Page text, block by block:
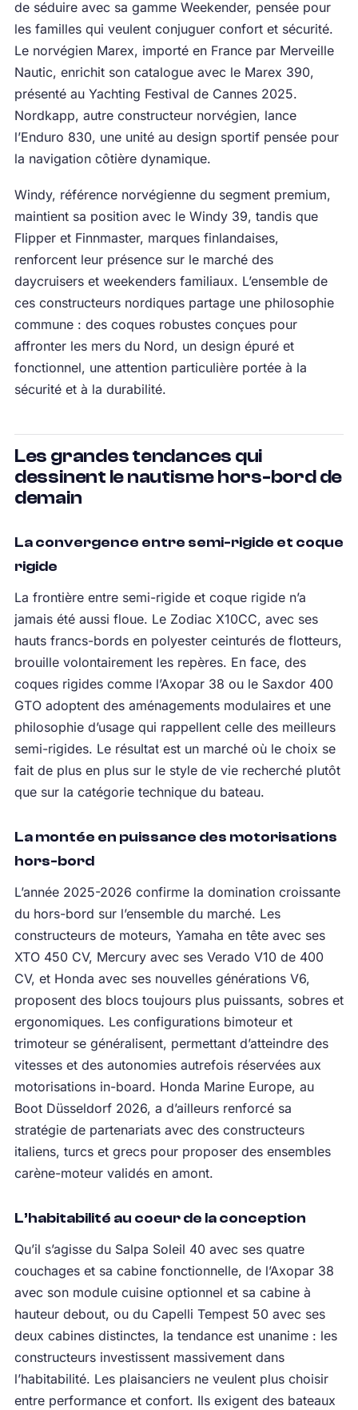
de séduire avec sa gamme Weekender, pensée pour
les familles qui veulent conjuguer confort et sécurité.
Le norvégien Marex, importé en France par Merveille
Nautic, enrichit son catalogue avec le Marex 390,
présenté au Yachting Festival de Cannes 2025.
Nordkapp, autre constructeur norvégien, lance
l’Enduro 830, une unité au design sportif pensée pour
la navigation côtière dynamique.
Windy, référence norvégienne du segment premium,
maintient sa position avec le Windy 39, tandis que
Flipper et Finnmaster, marques finlandaises,
renforcent leur présence sur le marché des
daycruisers et weekenders familiaux. L’ensemble de
ces constructeurs nordiques partage une philosophie
commune : des coques robustes conçues pour
affronter les mers du Nord, un design épuré et
fonctionnel, une attention particulière portée à la
sécurité et à la durabilité.
Les grandes tendances qui
dessinent le nautisme hors-bord de
demain
La convergence entre semi-rigide et coque
rigide
La frontière entre semi-rigide et coque rigide n’a
jamais été aussi floue. Le Zodiac X10CC, avec ses
hauts francs-bords en polyester ceinturés de flotteurs,
brouille volontairement les repères. En face, des
coques rigides comme l’Axopar 38 ou le Saxdor 400
GTO adoptent des aménagements modulaires et une
philosophie d’usage qui rappellent celle des meilleurs
semi-rigides. Le résultat est un marché où le choix se
fait de plus en plus sur le style de vie recherché plutôt
que sur la catégorie technique du bateau.
La montée en puissance des motorisations
hors-bord
L’année 2025-2026 confirme la domination croissante
du hors-bord sur l’ensemble du marché. Les
constructeurs de moteurs, Yamaha en tête avec ses
XTO 450 CV, Mercury avec ses Verado V10 de 400
CV, et Honda avec ses nouvelles générations V6,
proposent des blocs toujours plus puissants, sobres et
ergonomiques. Les configurations bimoteur et
trimoteur se généralisent, permettant d’atteindre des
vitesses et des autonomies autrefois réservées aux
motorisations in-board. Honda Marine Europe, au
Boot Düsseldorf 2026, a d’ailleurs renforcé sa
stratégie de partenariats avec des constructeurs
italiens, turcs et grecs pour proposer des ensembles
carène-moteur validés en amont.
L’habitabilité au coeur de la conception
Qu’il s’agisse du Salpa Soleil 40 avec ses quatre
couchages et sa cabine fonctionnelle, de l’Axopar 38
avec son module cuisine optionnel et sa cabine à
hauteur debout, ou du Capelli Tempest 50 avec ses
deux cabines distinctes, la tendance est unanime : les
constructeurs investissent massivement dans
l’habitabilité. Les plaisanciers ne veulent plus choisir
entre performance et confort. Ils exigent des bateaux